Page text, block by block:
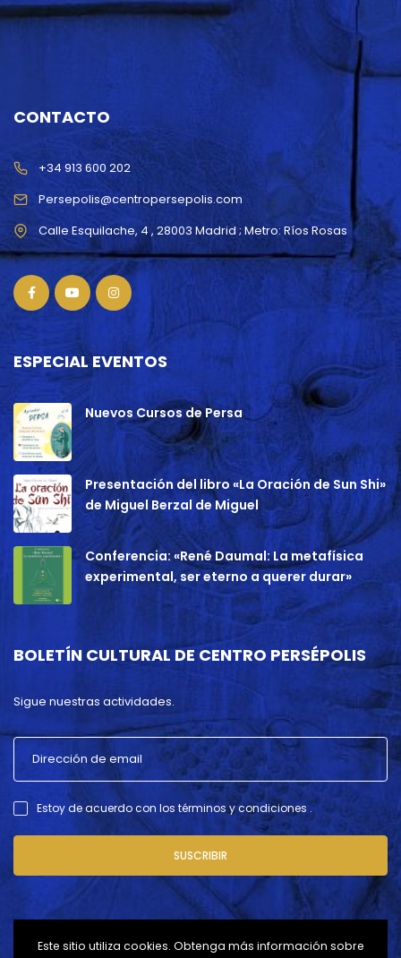
CONTACTO
Persepolis@centropersepolis.com
+34 913 600 202
ESPECIAL EVENTOS
Nuevos Cursos de Persa
Presentación del libro «La Oración de Sun Shi»
de Miguel Berzal de Miguel
Conferencia: «René Daumal: La metafísica
experimental, ser eterno a querer durar»
BOLETÍN CULTURAL DE CENTRO PERSÉPOLIS
Sigue nuestras actividades.
Estoy de acuerdo con los términos y condiciones .
SUSCRIBIR
Este sitio utiliza cookies. Obtenga más información sobre